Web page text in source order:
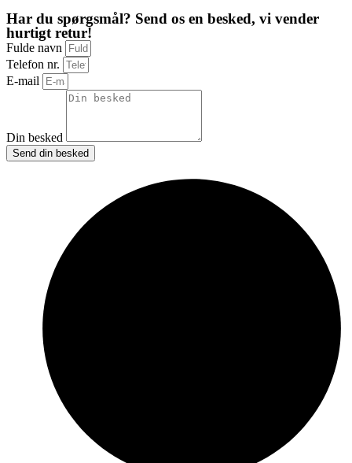
Har du spørgsmål? Send os en besked, vi vender
hurtigt retur!
Fulde navn
Telefon nr.
E-mail
Din besked
Send din besked